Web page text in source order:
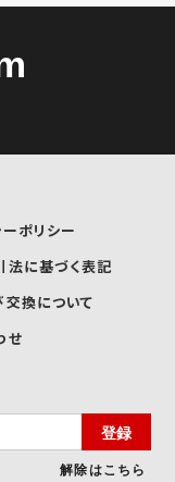
ポリシー
法に基づく表記
交換について
せ
登録
解除はこちら